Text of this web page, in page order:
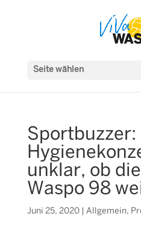
Seite wählen
unklar, ob
Waspo 98
Juni 25, 2020| Allgemein,